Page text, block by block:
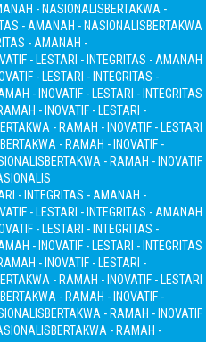
- NASIONALISBERTAKWA -
- AMANAH - NASIONALISBERTAKWA
- AMANAH -
- LESTARI - INTEGRITAS - AMANAH
- LESTARI - INTEGRITAS -
- INOVATIF - LESTARI - INTEGRITAS
- INOVATIF - LESTARI -
- RAMAH - INOVATIF - LESTARI
BERTAKWA - RAMAH - INOVATIF -
BERTAKWA - RAMAH - INOVATIF
- INTEGRITAS - AMANAH -
- LESTARI - INTEGRITAS - AMANAH
- LESTARI - INTEGRITAS -
- INOVATIF - LESTARI - INTEGRITAS
- INOVATIF - LESTARI -
- RAMAH - INOVATIF - LESTARI
BERTAKWA - RAMAH - INOVATIF -
BERTAKWA - RAMAH - INOVATIF
BERTAKWA - RAMAH -